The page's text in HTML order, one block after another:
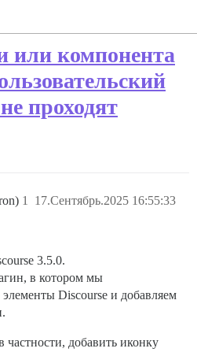
или компонента
проходят
17.Сентябрь.2025 16:55:33
1
3.5.0.
в котором мы
Discourse и добавляем
добавить иконку